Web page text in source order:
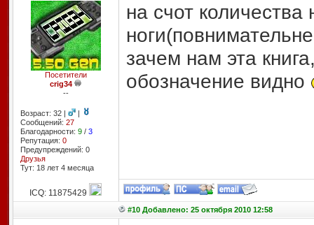
Посетители
crig34
--
Возраст: 32 |
|
Сообщений: 27
Благодарности: 9/ 3
Репутация: 0
Предупреждений: 0
Друзья
Тут: 18 лет 4 месяцa
на счот количества
зачем нам эта
обозначение видно
ICQ: 11875429
#10 Добавлено: 25 октября 2010 12:58